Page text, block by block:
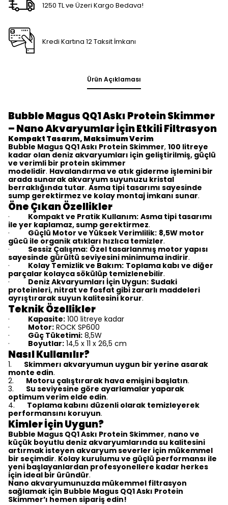
1250 TL ve Üzeri Kargo Bedava!
Kredi Kartına 12 Taksit İmkanı
Ürün Açıklaması
Bubble Magus QQ1 Askı Protein Skimmer
– Nano Akvaryumlar İçin Etkili Filtrasyon
Kompakt Tasarım, Maksimum Verim
Bubble Magus QQ1 Askı Protein Skimmer, 100 litreye
kadar olan deniz akvaryumları için geliştirilmiş, güçlü
ve verimli bir protein skimmer
modelidir. Havalandırma ve atık giderme işlemini bir
arada sunarak akvaryum suyunuzu kristal
berraklığında tutar. Asma tipi tasarımı sayesinde
sump gerektirmez ve kolay montaj imkanı sunar.
Öne Çıkan Özellikler
· Kompakt ve Pratik Kullanım: Asma tipi tasarımı
ile yer kaplamaz, sump gerektirmez.
· Güçlü Motor ve Yüksek Verimlilik: 8,5W motor
gücü ile organik atıkları hızlıca temizler.
· Sessiz Çalışma: Özel tasarlanmış motor yapısı
sayesinde gürültü seviyesini minimuma indirir.
· Kolay Temizlik ve Bakım: Toplama kabı ve diğer
parçalar kolayca sökülüp temizlenebilir.
· Deniz Akvaryumları İçin Uygun: Sudaki
proteinleri, nitrat ve fosfat gibi zararlı maddeleri
ayrıştırarak suyun kalitesini korur.
Teknik Özellikler
· Kapasite: 100 litreye kadar
· Motor: ROCK SP600
· Güç Tüketimi: 8,5W
· Boyutlar: 14,5 x 11 x 26,5 cm
Nasıl Kullanılır?
1.
Skimmerı akvaryumun uygun bir yerine asarak
monte edin.
2.
Motoru çalıştırarak hava emişini başlatın.
3.
Su seviyesine göre ayarlamalar yaparak
optimum verim elde edin.
4.
Toplama kabını düzenli olarak temizleyerek
performansını koruyun.
Kimler İçin Uygun?
Bubble Magus QQ1 Askı Protein Skimmer, nano ve
küçük boyutlu deniz akvaryumlarında su kalitesini
artırmak isteyen akvaryum severler için mükemmel
bir seçimdir. Kolay kurulumu ve güçlü performansı ile
yeni başlayanlardan profesyonellere kadar herkes
için ideal bir üründür.
Nano akvaryumunuzda mükemmel filtrasyon
sağlamak için Bubble Magus QQ1 Askı Protein
Skimmer’ı hemen sipariş edin!